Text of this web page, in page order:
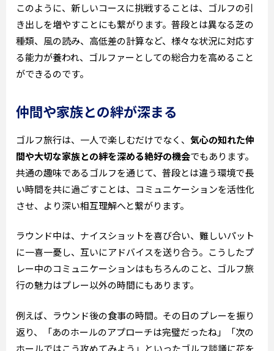
このように、新しいコースに挑戦することは、ゴルフの引
き出しを増やすことにも繋がります。普段とは異なる芝の
種類、風の読み、高低差の計算など、様々な状況に対応す
る能力が養われ、ゴルファーとしての総合力を高めること
ができるのです。
仲間や家族との絆が深まる
ゴルフ旅行は、一人で楽しむだけでなく、 気心の知れた仲
間や大切な家族との絆を深める絶好の機会でもあります。
共通の趣味であるゴルフを通じて、普段とは違う環境で長
い時間を共に過ごすことは、コミュニケーションを活性化
させ、より深い相互理解へと繋がります。
ラウンド中は、ナイスショットを喜び合い、難しいパット
に一喜一憂し、互いにアドバイスを送り合う。こうしたプ
レー中のコミュニケーションはもちろんのこと、ゴルフ旅
行の魅力はプレー以外の時間にもあります。
例えば、ラウンド後の食事の時間。その日のプレーを振り
返り、「あのホールのアプローチは完璧だったね」「次の
ホールではこう攻めてみよう」といったゴルフ談議に花を